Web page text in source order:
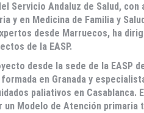
Servicio Andaluz de Salud,
y en Medicina de Familia y
desde Marruecos, ha
de la EASP.
desde la sede de la EASP
en Granada y
paliativos en
un Modelo de Atención